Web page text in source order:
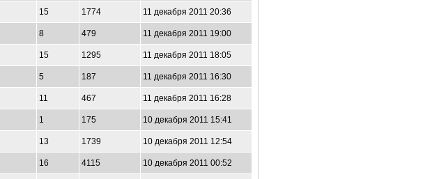
15 1774 11 декабря 2011 20:36
8 479 11 декабря 2011 19:00
15 1295 11 декабря 2011 18:05
5 187 11 декабря 2011 16:30
11 467 11 декабря 2011 16:28
1 175 10 декабря 2011 15:41
13 1739 10 декабря 2011 12:54
16 4115 10 декабря 2011 00:52